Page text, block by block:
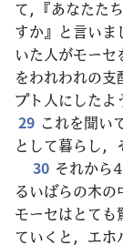
て，『あなたた
すか』と言いま
いた人がモーセ
をわれわれの支
プト人にした
29 これを聞い
として暮らし
30 それから
るいばらの木の
モーセはとて
ていくと，エホ